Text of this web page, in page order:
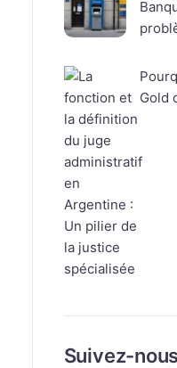
Gold
Suivez-